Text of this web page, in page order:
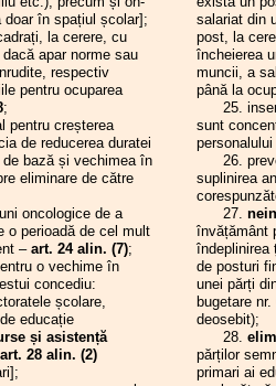
anuală a CAR (IFN) SIP
anului școlar 2025-2026
anuală a CAR (IFN) SIP
- convocator
privind planurile cadru pentru
C.L.D.P.S. Hunedoara
navetei - informare
Liderilor/Biroul Executiv S.I.P.
Executiv S.I.P. Județul
Educației - Concursul de
„Magister”
Liderilor S.I.P. Județul
- F.S.E. „Spiru Haret”
cu directorii unităților de
preuniversitar din județul
de manuscrise „Magister” -
2024
doar în spațiul școlar];
la cerere, cu
apar norme sau
respectiv
pentru ocuparea
;
pentru creșterea
de reducerea duratei
bază și vechimea în
eliminare de către
oncologice de a
o perioadă de cel mult
–art. 24 alin. (7);
o vechime în
concediu:
școlare,
educație
și asistență
art. 28 alin. (2)
salariat din
post, la
încheierea
muncii, a
până la
25.
sunt
26.
suplinirea
27.
învățământ
îndeplinirea
de posturi
unei părți
bugetare
deosebit);
28.
părților
primari ai